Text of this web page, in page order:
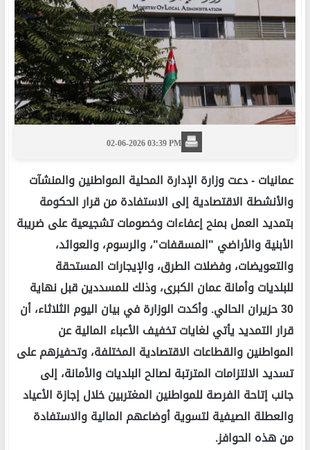
02-06-2026 03:39 PM
عمانيات -دعت وزارة الإدارة المحلية المواطنين والمنشآت
والأنشطة الاقتصادية إلى الاستفادة من قرار الحكومة
بتمديد العمل بمنح إعفاءات وخصومات تشجيعية على ضريبة
الأبنية والأراضي "المسقفات"، والرسوم، والعوائد،
والتعويضات، وفضلات الطرق، والإيجارات المستحقة
للبلديات وأمانة عمان الكبرى، وذلك للمسددين قبل نهاية
30 حزيران الحالي. ​وأكدت الوزارة في بيان اليوم الثلاثاء، أن
قرار التمديد يأتي لغايات تخفيف الأعباء المالية عن
المواطنين والقطاعات الاقتصادية المختلفة، وتحفيزهم على
تسديد الالتزامات المترتبة لصالح البلديات والأمانة، إلى
جانب إتاحة الفرصة للمواطنين المغتربين خلال إجازة الأعياد
والعطلة الصيفية لتسوية أوضاعهم المالية والاستفادة
من هذه الحوافز.